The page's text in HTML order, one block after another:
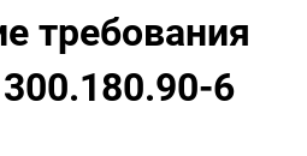
требования
6